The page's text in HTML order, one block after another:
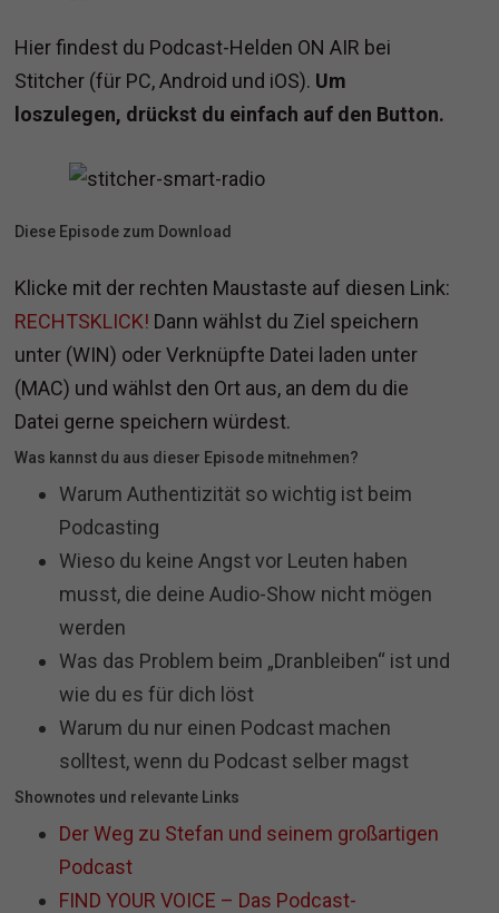
Hier findest du Podcast-Helden ON AIR bei
Stitcher (für PC, Android und iOS). Um
loszulegen, drückst du einfach auf den Button.
Diese Episode zum Download
Klicke mit der rechten Maustaste auf diesen Link:
RECHTSKLICK! Dann wählst du Ziel speichern
unter (WIN) oder Verknüpfte Datei laden unter
(MAC) und wählst den Ort aus, an dem du die
Datei gerne speichern würdest.
Was kannst du aus dieser Episode mitnehmen?
Warum Authentizität so wichtig ist beim
Podcasting
Wieso du keine Angst vor Leuten haben
musst, die deine Audio-Show nicht mögen
werden
Was das Problem beim „Dranbleiben“ ist und
wie du es für dich löst
Warum du nur einen Podcast machen
solltest, wenn du Podcast selber magst
Shownotes und relevante Links
Der Weg zu Stefan und seinem großartigen
Podcast
FIND YOUR VOICE – Das Podcast-